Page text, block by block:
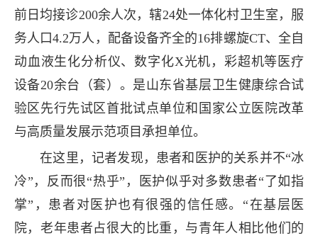
前日均接诊200余人次，辖24处一体化村卫生室，服
务人口4.2万人，配备设备齐全的16排螺旋CT、全自
动血液生化分析仪、数字化X光机，彩超机等医疗
设备20余台（套）。是山东省基层卫生健康综合试
验区先行先试区首批试点单位和国家公立医院改革
与高质量发展示范项目承担单位。
在这里，记者发现，患者和医护的关系并不“冰
冷”，反而很“热乎”，医护似乎对多数患者“了如指
掌”，患者对医护也有很强的信任感。“在基层医
院，老年患者占很大的比重，与青年人相比他们的